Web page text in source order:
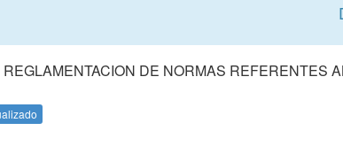
REGLAMENTACION DE NORMAS REFERENTES